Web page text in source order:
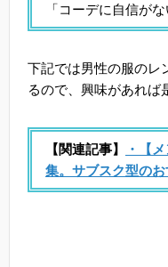
「コーデに自信がな
下記では男性の服のレ
るので、興味があれば
【関連記事】
・【
集。サブスク型の